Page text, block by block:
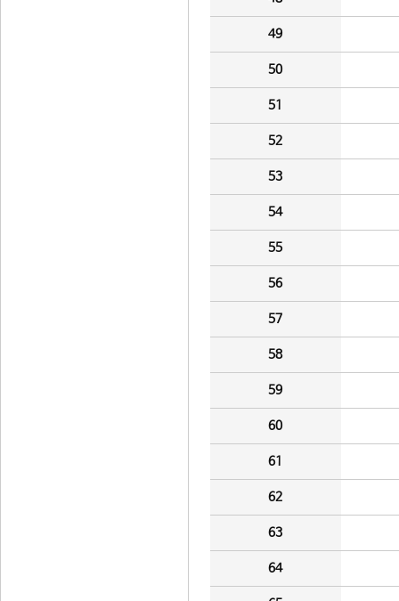
49
50
51
52
53
54
55
56
57
58
59
60
61
62
63
64